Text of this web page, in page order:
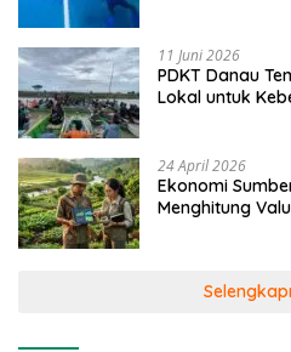
11 Juni 2026
PDKT Danau
Lokal untuk
24 April 2026
Ekonomi
Menghitung